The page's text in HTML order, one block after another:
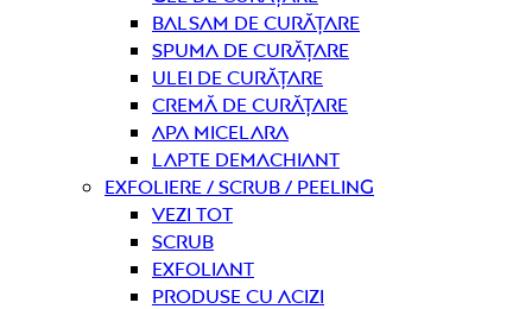
Balsam de curățare
Spuma de curățare
Ulei de curățare
Cremă de curățare
Apa micelara
Lapte demachiant
Exfoliere / Scrub / Peeling
Vezi tot
Scrub
Exfoliant
Produse cu acizi